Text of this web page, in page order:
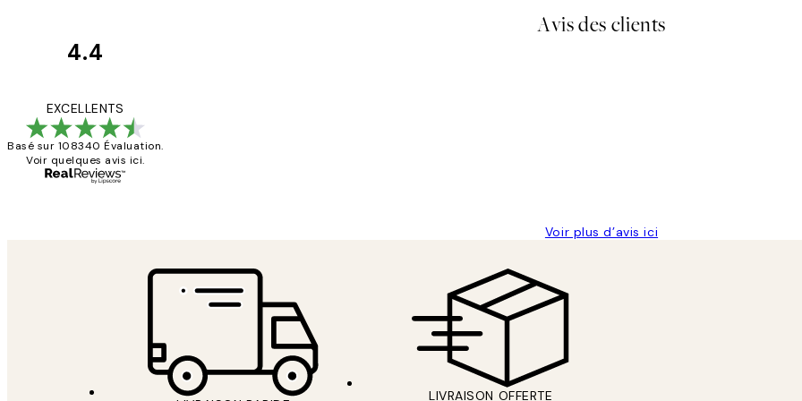
Avis des clients
4.4
EXCELLENTS
Basé sur 108340 Évaluation.
Voir quelques avis ici.
Voir plus d’avis ici
LIVRAISON OFFERTE